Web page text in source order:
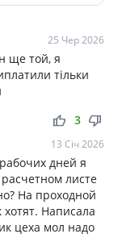
25 Чер 2026
ще той, я
тільки
thumb_up thumb_down
3
13 Січ 2026
дней я
листе
На проходной
Написала
цеха мол надо